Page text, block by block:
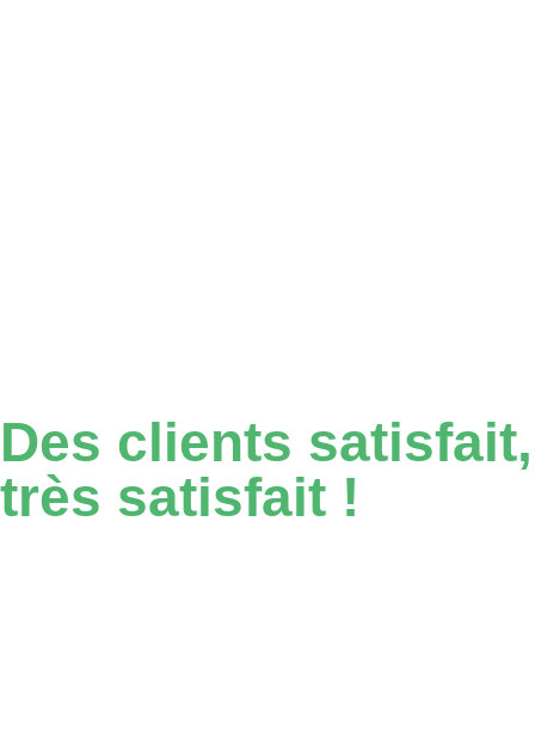
Des clients satisfait,
très satisfait !